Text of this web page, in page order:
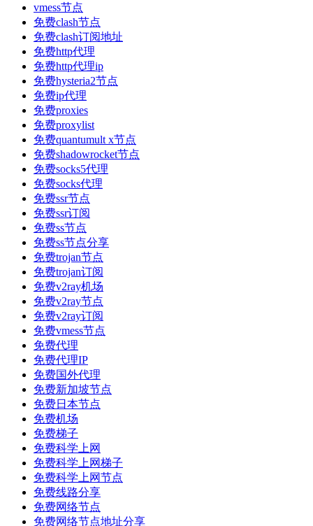
vmess节点
免费clash节点
免费clash订阅地址
免费http代理
免费http代理ip
免费hysteria2节点
免费ip代理
免费proxies
免费proxylist
免费quantumult x节点
免费shadowrocket节点
免费socks5代理
免费socks代理
免费ssr节点
免费ssr订阅
免费ss节点
免费ss节点分享
免费trojan节点
免费trojan订阅
免费v2ray机场
免费v2ray节点
免费v2ray订阅
免费vmess节点
免费代理
免费代理IP
免费国外代理
免费新加坡节点
免费日本节点
免费机场
免费梯子
免费科学上网
免费科学上网梯子
免费科学上网节点
免费线路分享
免费网络节点
免费网络节点地址分享